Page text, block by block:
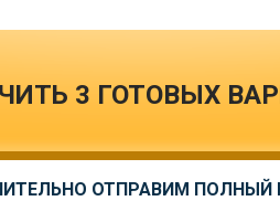
3 ГОТОВЫХ
ОТПРАВИМ ПОЛНЫЙ